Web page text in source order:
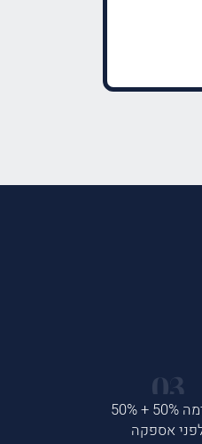
מקדמה 50% + 50%
אספקה